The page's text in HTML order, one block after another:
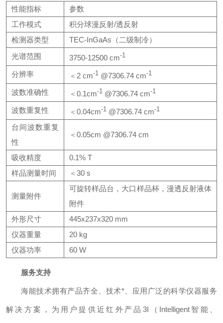
性能指标
参数
工作模式
积分球漫反射/透反射
检测器类型
TEC-InGaAs（二级制冷）
光谱范围
3750-12500 cm-1
分辨率 ＜2 cm-1 @7306.74 cm-1
波数准确性 ＜0.1cm-1 @7306.74 cm-1
波数重复性 ＜0.04cm-1 @7306.74 cm-1
台间波数重复
性
＜0.05cm @7306.74 cm
吸收精度
0.1% T
样品测量时间
＜30 s
测量附件
可旋转样品台，大口样品杯，漫透反射液体
附件
外形尺寸
445x237x320 mm
仪器重量
20 kg
仪器功率
60 W
服务支持
海能技术拥有产品齐全、技术*、应用广泛的科学仪器服务
解决方案，为用户提供近红外产品3I（Intelligent智能、